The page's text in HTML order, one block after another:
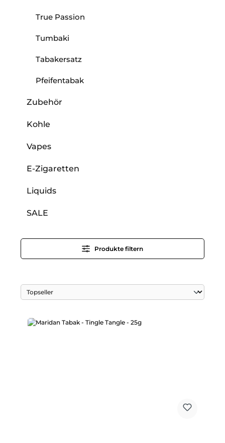
True Passion
Tumbaki
Tabakersatz
Pfeifentabak
Zubehör
Kohle
Vapes
E-Zigaretten
Liquids
SALE
Produkte filtern